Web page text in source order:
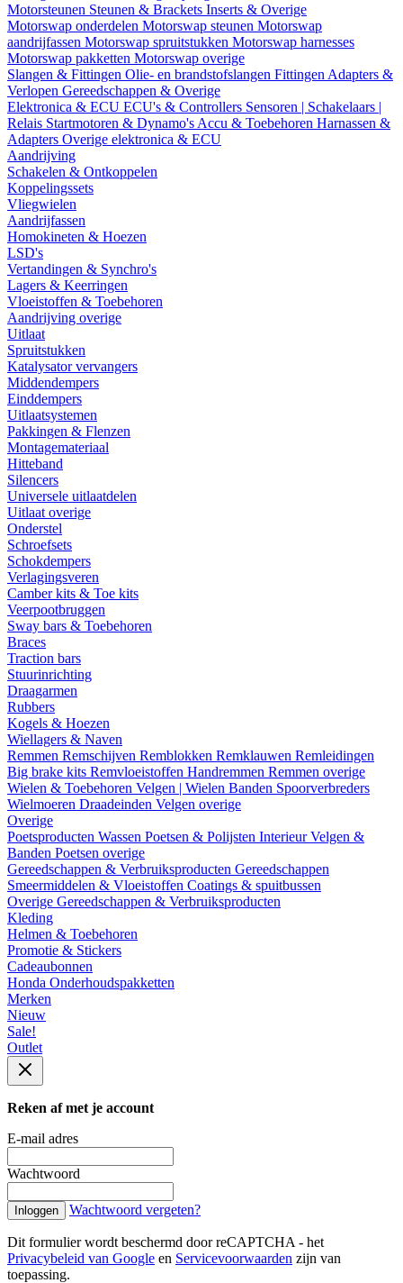
Motorsteunen Steunen & Brackets Inserts & Overige
Motorswap onderdelen Motorswap steunen Motorswap
aandrijfassen Motorswap spruitstukken Motorswap harnesses
Motorswap pakketten Motorswap overige
Slangen & Fittingen Olie- en brandstofslangen Fittingen Adapters &
Verlopen Gereedschappen & Overige
Elektronica & ECU ECU's & Controllers Sensoren | Schakelaars |
Relais Startmotoren & Dynamo's Accu & Toebehoren Harnassen &
Adapters Overige elektronica & ECU
Aandrijving
Schakelen & Ontkoppelen
Koppelingssets
Vliegwielen
Aandrijfassen
Homokineten & Hoezen
LSD's
Vertandingen & Synchro's
Lagers & Keerringen
Vloeistoffen & Toebehoren
Aandrijving overige
Uitlaat
Spruitstukken
Katalysator vervangers
Middendempers
Einddempers
Uitlaatsystemen
Pakkingen & Flenzen
Montagemateriaal
Hitteband
Silencers
Universele uitlaatdelen
Uitlaat overige
Onderstel
Schroefsets
Schokdempers
Verlagingsveren
Camber kits & Toe kits
Veerpootbruggen
Sway bars & Toebehoren
Braces
Traction bars
Stuurinrichting
Draagarmen
Rubbers
Kogels & Hoezen
Wiellagers & Naven
Remmen Remschijven Remblokken Remklauwen Remleidingen
Big brake kits Remvloeistoffen Handremmen Remmen overige
Wielen & Toebehoren Velgen | Wielen Banden Spoorverbreders
Wielmoeren Draadeinden Velgen overige
Overige
Poetsproducten Wassen Poetsen & Polijsten InterieurVelgen &
Banden Poetsen overige
Gereedschappen & Verbruiksproducten Gereedschappen
Smeermiddelen & Vloeistoffen Coatings & spuitbussen
Overige Gereedschappen & Verbruiksproducten
Kleding
Helmen & Toebehoren
Promotie & Stickers
Cadeaubonnen
Honda Onderhoudspakketten
Merken
Nieuw
Sale!
Outlet
Reken af met je account
E-mail adres
Wachtwoord
Inloggen Wachtwoord vergeten?
Dit formulier wordt beschermd door reCAPTCHA - het
Privacybeleid van Google en Servicevoorwaarden zijn van
toepassing.